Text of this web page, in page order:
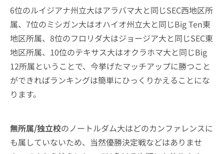
6位のルイジアナ州立大はアラバマ大と同じSEC西地区所
属、7位のミシガン大はオハイオ州立大と同じBig Ten東
地区所属、8位のフロリダ大はジョージア大と同じSEC東
地区所属、10位のテキサス大はオクラホマ大と同じBig
12所属ということで、今挙げたマッチアップに勝つこと
ができればランキングは簡単にひっくりかえることにな
ります。
無所属/独立校のノートルダム大はどのカンファレンスに
も属していないため、当然優勝決定戦などはありませ